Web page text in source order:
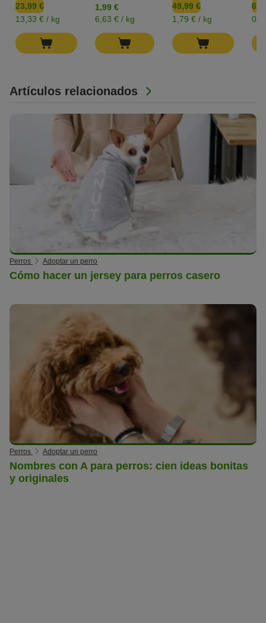
Artículos relacionados
Perros Adoptar un perro
Cómo hacer un jersey para perros casero
Perros Adoptar un perro
Nombres con A para perros: cien ideas bonitas
y originales
23,99 €
13,33 € / kg
1,99 €
6,63 € / kg
49,99 €
1,79 € / kg